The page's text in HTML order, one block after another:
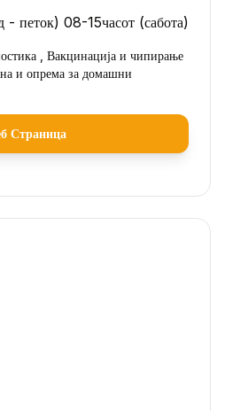
- петок) 08-15часот (сабота)
, Вакцинација и чипирање
и опрема за домашни
Страница